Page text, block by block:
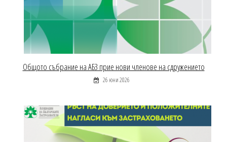
Общото събрание на АБЗ прие нови членове на сдружението
26 юни 2026